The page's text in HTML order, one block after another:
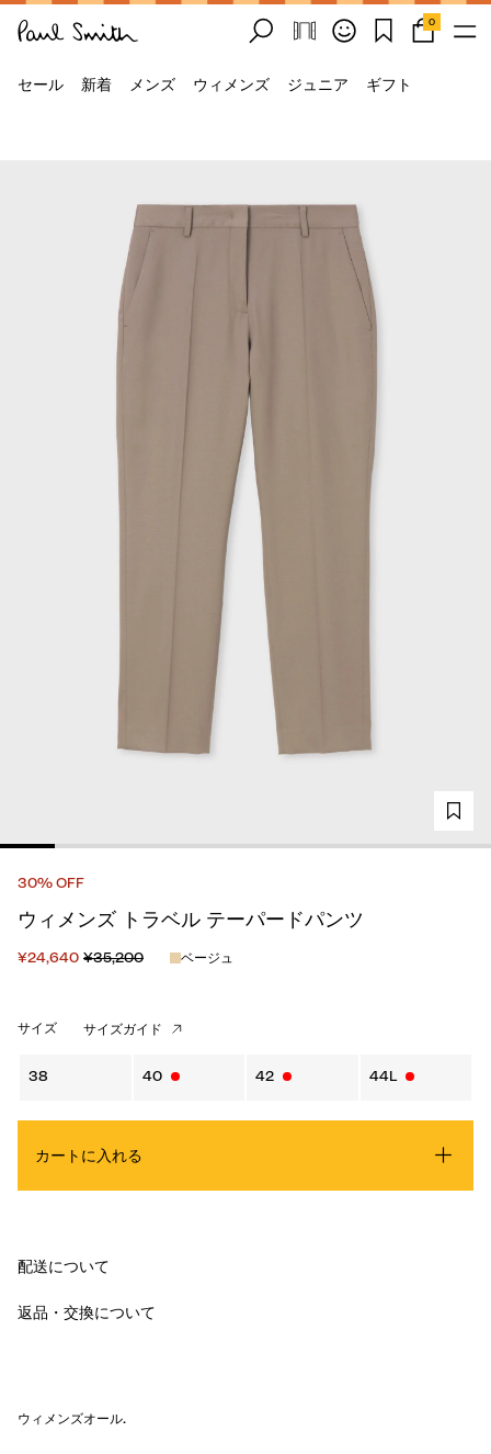
0
セール 新着 メンズ ウィメンズ ジュニア ギフト
30% OFF
ウィメンズ トラベル テーパードパンツ
¥24,640 ¥35,200 ベージュ
サイズ サイズガイド
38 40 42 44L
カートに入れる
配送について
返品・交換について
ウィメンズオール.